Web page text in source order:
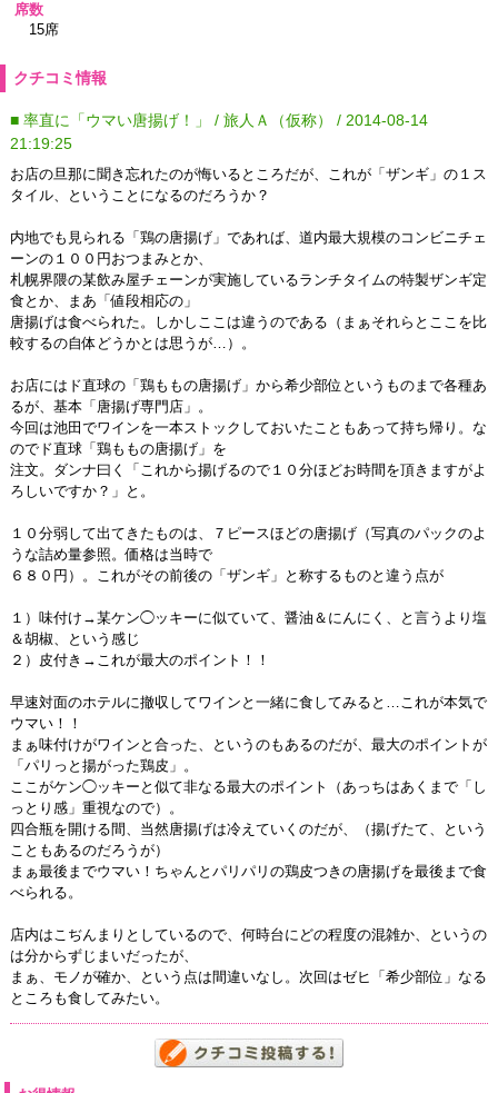
席数
15席
クチコミ情報
■ 率直に「ウマい唐揚げ！」 / 旅人Ａ（仮称） / 2014-08-14
21:19:25
お店の旦那に聞き忘れたのが悔いるところだが、これが「ザンギ」の１ス
タイル、ということになるのだろうか？
内地でも見られる「鶏の唐揚げ」であれば、道内最大規模のコンビニチェ
ーンの１００円おつまみとか、
札幌界隈の某飲み屋チェーンが実施しているランチタイムの特製ザンギ定
食とか、まあ「値段相応の」
唐揚げは食べられた。しかしここは違うのである（まぁそれらとここを比
較するの自体どうかとは思うが…）。
お店にはド直球の「鶏ももの唐揚げ」から希少部位というものまで各種あ
るが、基本「唐揚げ専門店」。
今回は池田でワインを一本ストックしておいたこともあって持ち帰り。な
のでド直球「鶏ももの唐揚げ」を
注文。ダンナ曰く「これから揚げるので１０分ほどお時間を頂きますがよ
ろしいですか？」と。
１０分弱して出てきたものは、７ピースほどの唐揚げ（写真のパックのよ
うな詰め量参照。価格は当時で
６８０円）。これがその前後の「ザンギ」と称するものと違う点が
１）味付け→某ケン◯ッキーに似ていて、醤油＆にんにく、と言うより塩
＆胡椒、という感じ
２）皮付き→これが最大のポイント！！
早速対面のホテルに撤収してワインと一緒に食してみると…これが本気で
ウマい！！
まぁ味付けがワインと合った、というのもあるのだが、最大のポイントが
「パリっと揚がった鶏皮」。
ここがケン◯ッキーと似て非なる最大のポイント（あっちはあくまで「し
っとり感」重視なので）。
四合瓶を開ける間、当然唐揚げは冷えていくのだが、（揚げたて、という
こともあるのだろうが）
まぁ最後までウマい！ちゃんとパリパリの鶏皮つきの唐揚げを最後まで食
べられる。
店内はこぢんまりとしているので、何時台にどの程度の混雑か、というの
は分からずじまいだったが、
まぁ、モノが確か、という点は間違いなし。次回はゼヒ「希少部位」なる
ところも食してみたい。